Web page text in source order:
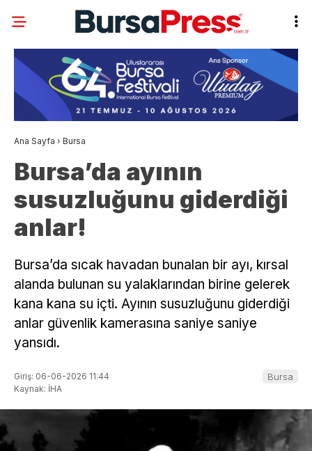
Ana Sayfa › Bursa
Bursa’da ayının
susuzluğunu giderdiği
anlar!
Bursa’da sıcak havadan bunalan bir ayı, kırsal
alanda bulunan su yalaklarından birine gelerek
kana kana su içti. Ayının susuzluğunu giderdiği
anlar güvenlik kamerasına saniye saniye
yansıdı.
Giriş: 06-06-2026 11:44
Kaynak: İHA
Bursa